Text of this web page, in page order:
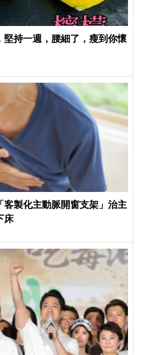
堅持一週，腰細了，瘦到你懷
客製化主動脈開窗支架」治主
床